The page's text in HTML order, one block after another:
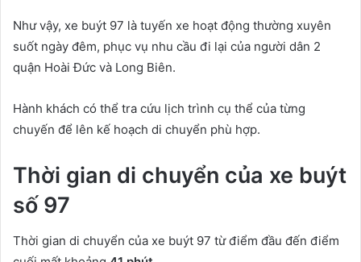
Như vậy, xe buýt 97 là tuyến xe hoạt động thường xuyên
suốt ngày đêm, phục vụ nhu cầu đi lại của người dân 2
quận Hoài Đức và Long Biên.
Hành khách có thể tra cứu lịch trình cụ thể của từng
chuyến để lên kế hoạch di chuyển phù hợp.
Thời gian di chuyển của xe buýt
số 97
Thời gian di chuyển của xe buýt 97 từ điểm đầu đến điểm